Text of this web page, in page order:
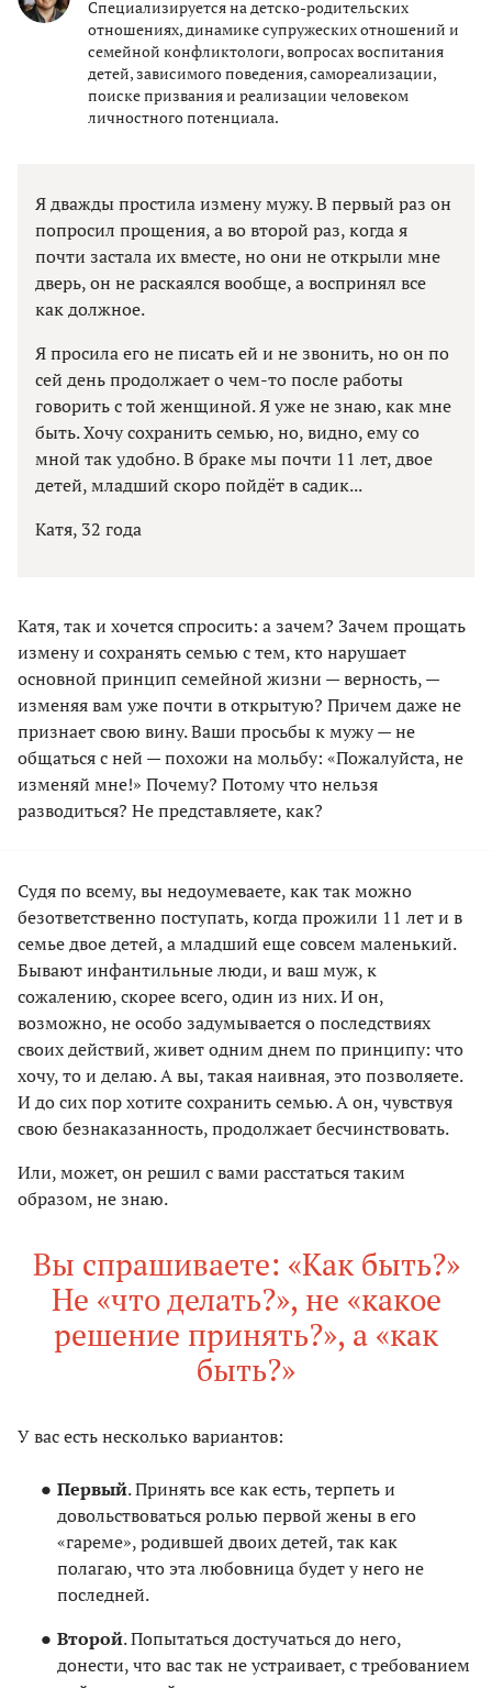
Специализируется на детско-родительских
отношениях, динамике супружеских отношений и
семейной конфликтологи, вопросах воспитания
детей, зависимого поведения, самореализации,
поиске призвания и реализации человеком
личностного потенциала.
Я дважды простила измену мужу. В первый раз он
попросил прощения, а во второй раз, когда я
почти застала их вместе, но они не открыли мне
дверь, он не раскаялся вообще, а воспринял все
как должное.
Я просила его не писать ей и не звонить, но он по
сей день продолжает о чем-то после работы
говорить с той женщиной. Я уже не знаю, как мне
быть. Хочу сохранить семью, но, видно, ему со
мной так удобно. В браке мы почти 11 лет, двое
детей, младший скоро пойдёт в садик...
Катя, 32 года
Катя, так и хочется спросить: а зачем? Зачем прощать
измену и сохранять семью с тем, кто нарушает
основной принцип семейной жизни — верность, —
изменяя вам уже почти в открытую? Причем даже не
признает свою вину. Ваши просьбы к мужу — не
общаться с ней — похожи на мольбу: «Пожалуйста, не
изменяй мне!» Почему? Потому что нельзя
разводиться? Не представляете, как?
Судя по всему, вы недоумеваете, как так можно
безответственно поступать, когда прожили 11 лет и в
семье двое детей, а младший еще совсем маленький.
Бывают инфантильные люди, и ваш муж, к
сожалению, скорее всего, один из них. И он,
возможно, не особо задумывается о последствиях
своих действий, живет одним днем по принципу: что
хочу, то и делаю. А вы, такая наивная, это позволяете.
И до сих пор хотите сохранить семью. А он, чувствуя
свою безнаказанность, продолжает бесчинствовать.
Или, может, он решил с вами расстаться таким
образом, не знаю.
Вы спрашиваете: «Как быть?»
Не «что делать?», не «какое
решение принять?», а «как
быть?»
У вас есть несколько вариантов:
Первый. Принять все как есть, терпеть и
довольствоваться ролью первой жены в его
«гареме», родившей двоих детей, так как
полагаю, что эта любовница будет у него не
последней.
Второй. Попытаться достучаться до него,
донести, что вас так не устраивает, с требованием